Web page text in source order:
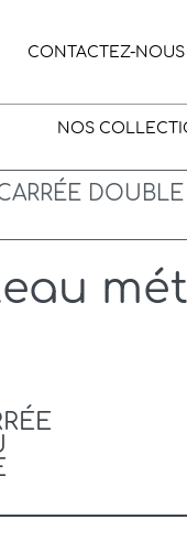
CONTACTEZ-NOUS
NOS